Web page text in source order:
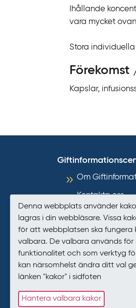
Denna webbplats använder
lagras i din webbläsare. Vissa
för att webbplatsen ska fungera
valbara. De valbara används för
funktionalitet och som verktyg
kan närsomhelst ändra ditt val
länken "kakor" i sidfoten
Hantera valbara kakor
Ihållande
vara mycket
Stora
Kapslar,
Om
Kontakta oss
Så hanterar
Tillgänglighet
Presstjänst